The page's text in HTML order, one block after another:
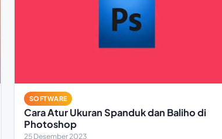
SOFTWARE
Cara Atur Ukuran Spanduk dan Baliho di
Photoshop
25 Desember 2023